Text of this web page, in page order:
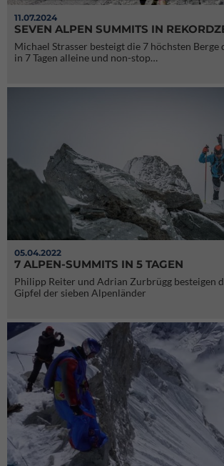
11.07.2024
SEVEN ALPEN SUMMITS IN
Michael Strasser besteigt die 7 höchsten Berge
in 7 Tagen alleine und non-stop…
05.04.2022
7 ALPEN-SUMMITS IN 5 TAGEN
Philipp Reiter und Adrian Zurbrügg besteigen
Gipfel der sieben Alpenländer